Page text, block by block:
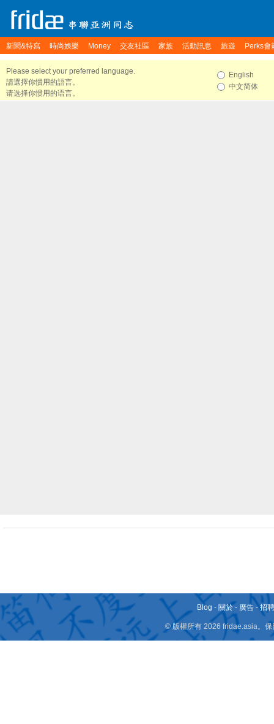
新聞&特寫 時尚娛樂 Money 交友社區 家族 活動訊息 旅遊 Perks會
Please select your preferred language.
請選擇你慣用的語言。
请选择你惯用的语言。
English
中文简体
Blog - 關於 - 廣告 -招
© 版權所有 2026 fridae.asia。